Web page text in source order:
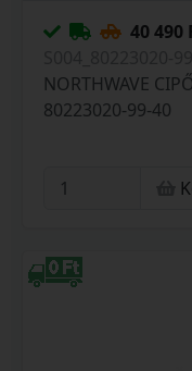
40 490
NORTHWAVE
80223020-99-40